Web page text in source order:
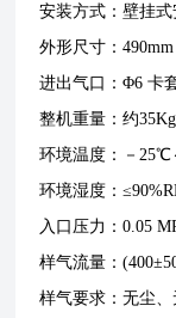
安装方式：壁挂式
外形尺寸：
进出气口：Φ6 卡
整机重量：约35Kg
环境温度：－
环境湿度：
入口压力：0.05
样气流量：
样气要求：无尘